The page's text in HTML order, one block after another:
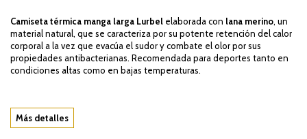
Camiseta térmica manga larga Lurbel elaborada con lana merino, un
material natural, que se caracteriza por su potente retención del calor
corporal a la vez que evacúa el sudor y combate el olor por sus
propiedades antibacterianas. Recomendada para deportes tanto en
condiciones altas como en bajas temperaturas.
Más detalles